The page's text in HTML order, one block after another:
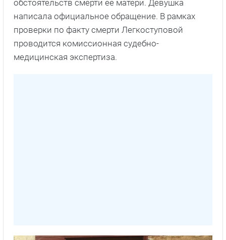
обстоятельств смерти ее матери. Девушка
написала официальное обращение. В рамках
проверки по факту смерти Легкоступовой
проводится комиссионная судебно-
медицинская экспертиза.